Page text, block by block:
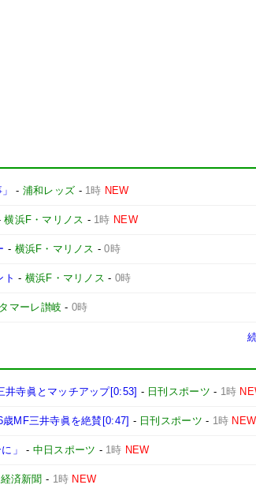
- 浦和レッズ - 1時 NEW
横浜F・マリノス - 1時 NEW
- 横浜F・マリノス -0時
ト - 横浜F・マリノス - 0時
マーレ讃岐 - 0時
井寺眞とマッチアップ[0:53] - 日刊スポーツ - 1時
MF三井寺眞を絶賛[0:47] - 日刊スポーツ - 1時 NEW
」 - 中日スポーツ - 1時 NEW
済新聞 - 1時 NEW